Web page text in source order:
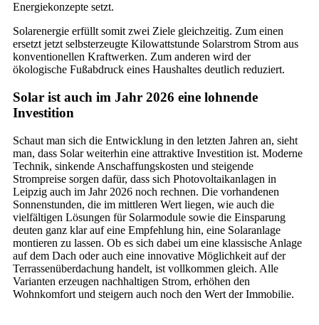
Energiekonzepte setzt.
Solarenergie erfüllt somit zwei Ziele gleichzeitig. Zum einen
ersetzt jetzt selbsterzeugte Kilowattstunde Solarstrom Strom aus
konventionellen Kraftwerken. Zum anderen wird der
ökologische Fußabdruck eines Haushaltes deutlich reduziert.
Solar ist auch im Jahr 2026 eine lohnende
Investition
Schaut man sich die Entwicklung in den letzten Jahren an, sieht
man, dass Solar weiterhin eine attraktive Investition ist. Moderne
Technik, sinkende Anschaffungskosten und steigende
Strompreise sorgen dafür, dass sich Photovoltaikanlagen in
Leipzig auch im Jahr 2026 noch rechnen. Die vorhandenen
Sonnenstunden, die im mittleren Wert liegen, wie auch die
vielfältigen Lösungen für Solarmodule sowie die Einsparung
deuten ganz klar auf eine Empfehlung hin, eine Solaranlage
montieren zu lassen. Ob es sich dabei um eine klassische Anlage
auf dem Dach oder auch eine innovative Möglichkeit auf der
Terrassenüberdachung handelt, ist vollkommen gleich. Alle
Varianten erzeugen nachhaltigen Strom, erhöhen den
Wohnkomfort und steigern auch noch den Wert der Immobilie.